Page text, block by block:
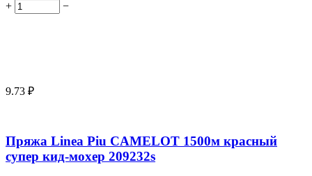
+ −
9.73 ₽
Пряжа Linea Piu CAMELOT 1500м красный
супер кид-мохер 209232s